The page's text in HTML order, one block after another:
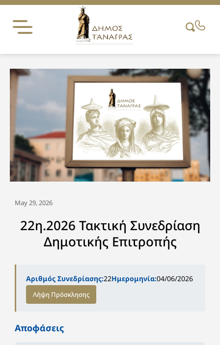
Skip
content
May 29, 2026
22η.2026 Τακτική Συνεδρίαση
Δημοτικής Επιτροπής
Αριθμός Συνεδρίασης:22Ημερομηνία:04/06/2026
Λήψη Πρόσκλησης
Αποφάσεις